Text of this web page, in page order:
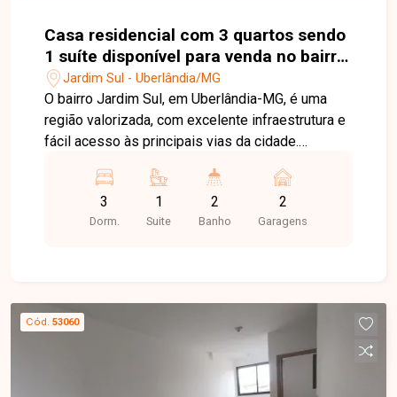
Casa residencial com 3 quartos sendo
1 suíte disponível para venda no bairro
Jardim Sul em Uberlândia-MG
Jardim Sul - Uberlândia/MG
O bairro Jardim Sul, em Uberlândia-MG, é uma
região valorizada, com excelente infraestrutura e
fácil acesso às principais vias da cidade.
restaurantes e diversos serviços, oferece
praticidade, conforto e qualidade de vida para
toda a família. Casa com aproximadamente
suíte com móveis planejados, penteadeira com
iluminação em LED, espelhos e ar-condicionado,
banheiro social e banheiro da suíte com armários
planejados e chuveiros. A cozinha é completa,
3
Dorm.
1
Suite
2
Banho
2
Garagens
Cód. 53060